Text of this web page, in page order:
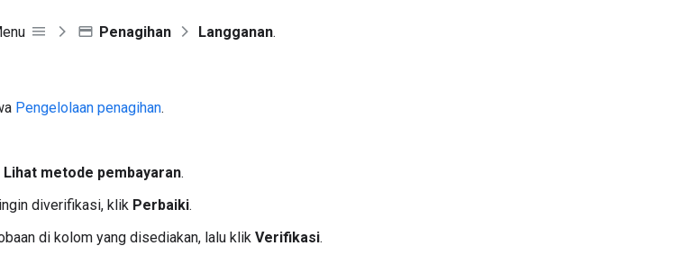
Penagihan Langganan.
Pengelolaan penagihan.
Lihat metode pembayaran.
diverifikasi, klik Perbaiki.
di kolom yang disediakan, lalu klik Verifikasi.